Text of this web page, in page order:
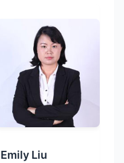
Emily Liu